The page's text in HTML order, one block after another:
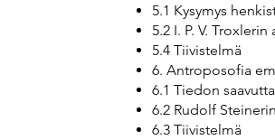
5.1 Kysymys
5.2 I. P. V.
5.4 Tiivistelmä
6. Antroposofia
6.1 Tiedon
6.2 Rudolf
6.3 Tiivistelmä